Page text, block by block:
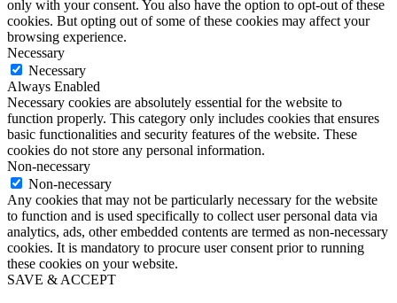
only with your consent. You also have the option to opt-out of these
cookies. But opting out of some of these cookies may affect your
browsing experience.
Necessary
Necessary
Always Enabled
Necessary cookies are absolutely essential for the website to
function properly. This category only includes cookies that ensures
basic functionalities and security features of the website. These
cookies do not store any personal information.
Non-necessary
Non-necessary
Any cookies that may not be particularly necessary for the website
to function and is used specifically to collect user personal data via
analytics, ads, other embedded contents are termed as non-necessary
cookies. It is mandatory to procure user consent prior to running
these cookies on your website.
SAVE & ACCEPT